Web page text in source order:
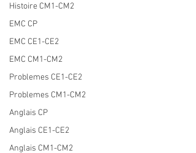
Histoire CM1-CM2
EMC CP
EMC CE1-CE2
EMC CM1-CM2
Problemes CE1-CE2
Problemes CM1-CM2
Anglais CP
Anglais CE1-CE2
Anglais CM1-CM2